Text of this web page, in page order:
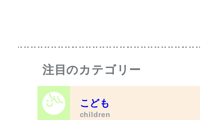
注目のカテゴリー
こども
children